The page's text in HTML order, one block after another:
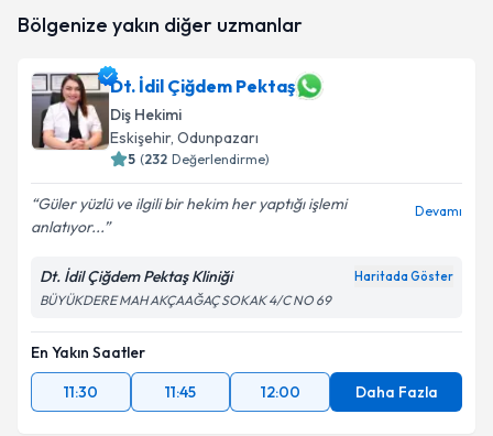
oluşturun. Size bu uzmandan randevu almanız için bir
E-posta Adresiniz
Kişisel verilerimin işlenmesine ilişkin
Aydınlatma
Metni
Takvim Talebini Gönder
Bölgenize yakın diğer uzmanlar
Dt. İdil Çiğdem Pektaş
Diş Hekimi
Eskişehir, Odunpazarı
5 (232 Değerlendirme)
Güler yüzlü ve ilgili bir hekim her yaptığı işlemi
anlatıyor...
Devamı
Dt. İdil Çiğdem Pektaş Kliniği Haritada Göster
BÜYÜKDERE MAH AKÇAAĞAÇ SOKAK 4/C NO 69
En Yakın Saatler
11:30
11:45 12:00 Daha Fazla